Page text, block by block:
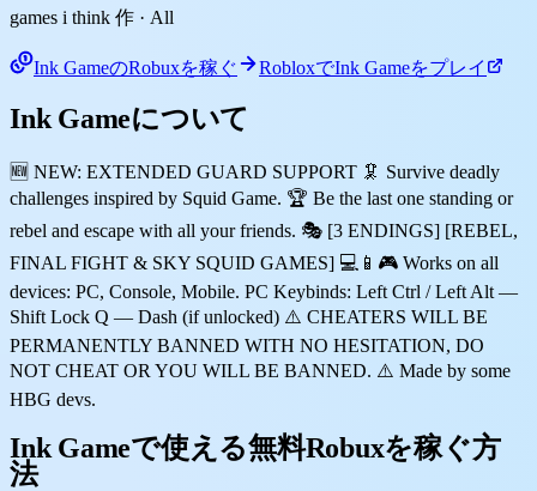
games i think 作 · All
Ink GameのRobuxを稼ぐ RobloxでInk Gameをプレイ
Ink Gameについて
🆕 NEW: EXTENDED GUARD SUPPORT 🦑 Survive deadly
challenges inspired by Squid Game. 🏆 Be the last one standing or
rebel and escape with all your friends. 🎭 [3 ENDINGS] [REBEL,
FINAL FIGHT & SKY SQUID GAMES] 💻📱🎮 Works on all
devices: PC, Console, Mobile. PC Keybinds: Left Ctrl / Left Alt —
Shift Lock Q — Dash (if unlocked) ⚠️ CHEATERS WILL BE
PERMANENTLY BANNED WITH NO HESITATION, DO
NOT CHEAT OR YOU WILL BE BANNED. ⚠️ Made by some
HBG devs.
Ink Gameで使える無料Robuxを稼ぐ方
法